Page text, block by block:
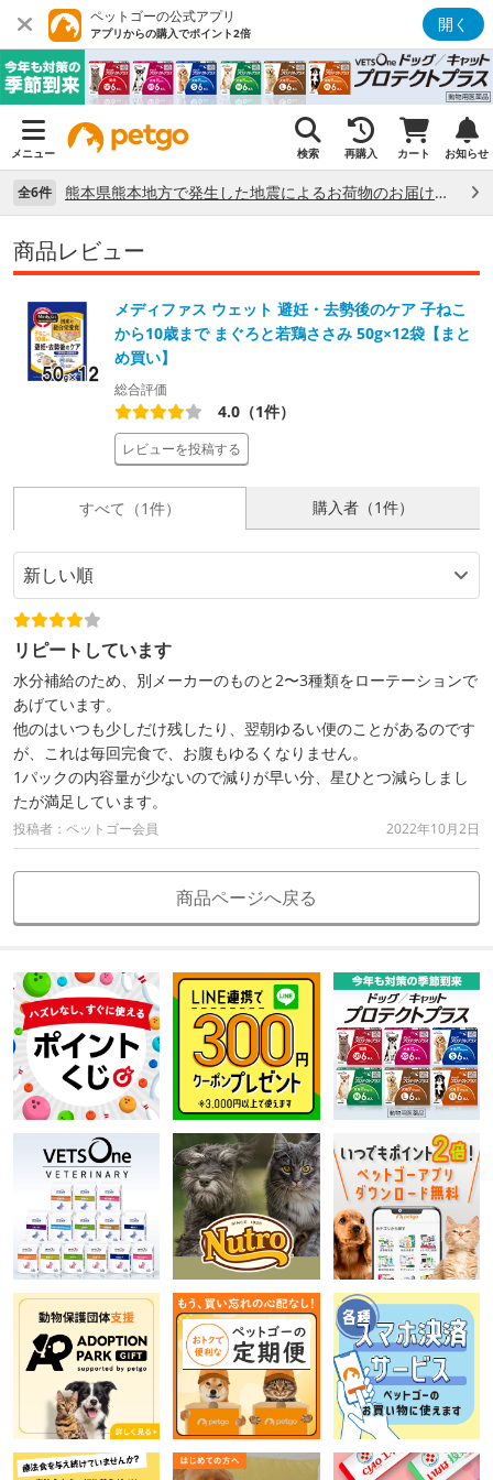
ペットゴーの公式アプリ
アプリからの購入でポイント2倍 開く
メニュー 検索 再購入 カート お知らせ
全6件 熊本県熊本地方で発生した地震によるお荷物のお届け状況について （7/28）
商品レビュー
メディファス ウェット 避妊・去勢後のケア 子ねこ
から10歳まで まぐろと若鶏ささみ 50g×12袋【まと
め買い】
総合評価
4.0（1件）
レビューを投稿する
すべて（1件） 購入者（1件）
リピートしています
水分補給のため、別メーカーのものと2〜3種類をローテーションで
あげています。
他のはいつも少しだけ残したり、翌朝ゆるい便のことがあるのです
が、これは毎回完食で、お腹もゆるくなりません。
1パックの内容量が少ないので減りが早い分、星ひとつ減らしまし
たが満足しています。
投稿者：ペットゴー会員 2022年10月2日
商品ページへ戻る